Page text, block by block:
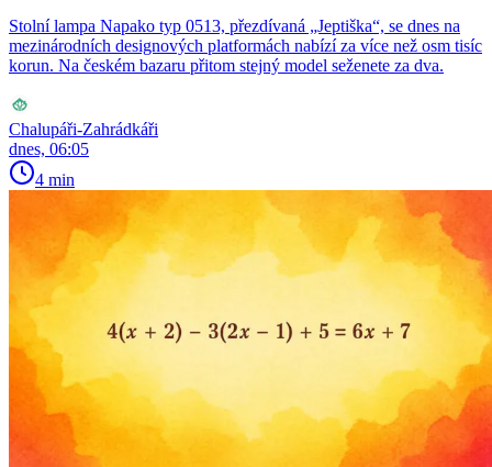
Stolní lampa Napako typ 0513, přezdívaná „Jeptiška“, se dnes na
mezinárodních designových platformách nabízí za více než osm tisíc
korun. Na českém bazaru přitom stejný model seženete za dva.
Chalupáři-Zahrádkáři
dnes, 06:05
4 min